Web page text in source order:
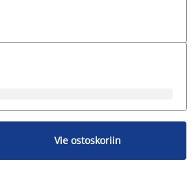
Vie ostoskoriin